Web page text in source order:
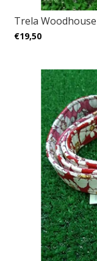
Trela Woodhouse
€19,50